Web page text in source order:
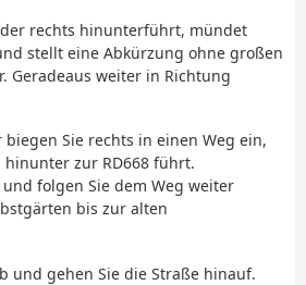
der rechts hinunterführt, mündet
stellt eine Abkürzung ohne großen
Geradeaus weiter in Richtung
Sie rechts in einen Weg ein,
zur RD668 führt.
folgen Sie dem Weg weiter
bis zur alten
und gehen Sie die Straße hinauf.